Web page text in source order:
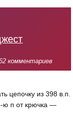
комментариев
цепочку из 398 в.п.
ю п от крючка —